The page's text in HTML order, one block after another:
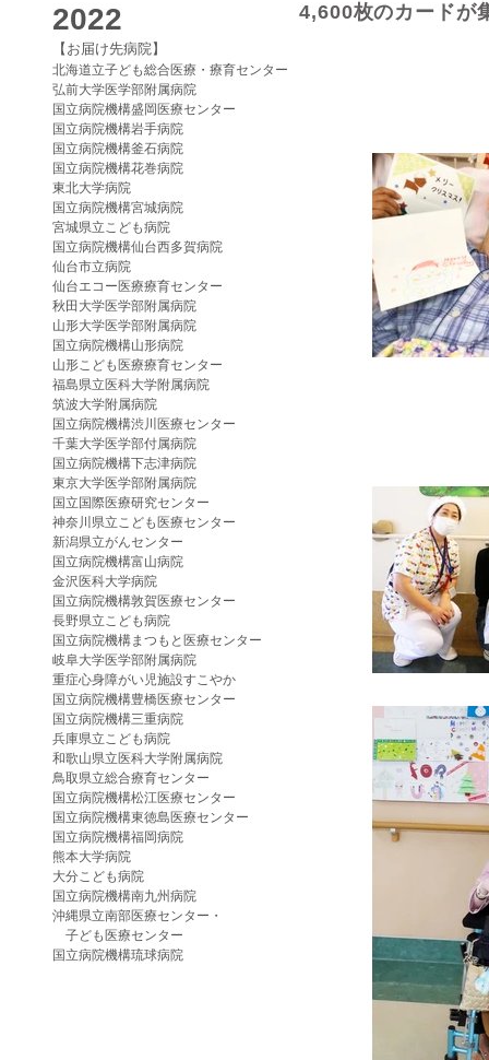
2022
【お届け先病院】
北海道立子ども総合医療・療育センター
弘前大学医学部附属病院
国立病院機構盛岡医療センター
国立病院機構岩手病院
国立病院機構釜石病院
国立病院機構花巻病院
東北大学病院
国立病院機構宮城病院
宮城県立こども病院
国立病院機構仙台西多賀病院
仙台市立病院
仙台エコー医療療育センター
秋田大学医学部附属病院
山形大学医学部附属病院
国立病院機構山形病院
山形こども医療療育センター
福島県立医科大学附属病院
筑波大学附属病院
国立病院機構渋川医療センター
千葉大学医学部付属病院
国立病院機構下志津病院
東京大学医学部附属病院
国立国際医療研究センター
神奈川県立こども医療センター
新潟県立がんセンター
国立病院機構富山病院
金沢医科大学病院
国立病院機構敦賀医療センター
長野県立こども病院
国立病院機構まつもと医療センター
岐阜大学医学部附属病院
重症心身障がい児施設すこやか
国立病院機構豊橋医療センター
国立病院機構三重病院
兵庫県立こども病院
和歌山県立医科大学附属病院
鳥取県立総合療育センター
国立病院機構松江医療センター
国立病院機構東徳島医療センター
国立病院機構福岡病院
熊本大学病院
大分こども病院
国立病院機構南九州病院
沖縄県立南部医療センター・
子ども医療センター
国立病院機構琉球病院
4,600枚のカードが